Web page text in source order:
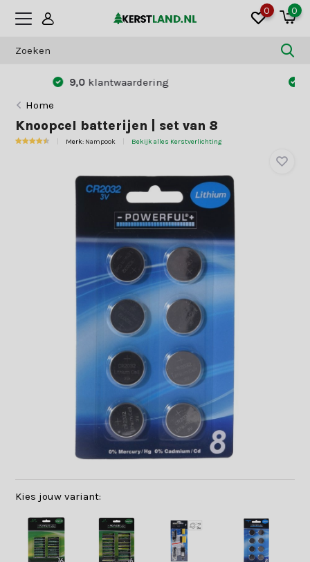
0 0
Betaal zoals jij dat wilt:
Home
Knoopcel batterijen | set van 8
Merk: Nampook Bekijk alles Kerstverlichting
Kies jouw variant: